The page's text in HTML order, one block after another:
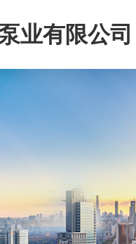
业有限公司